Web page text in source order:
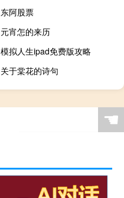
东阿股票
元宵怎的来历
模拟人生ipad免费版攻略
关于棠花的诗句
☚